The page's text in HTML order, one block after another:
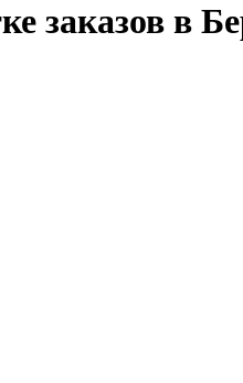
заказов в